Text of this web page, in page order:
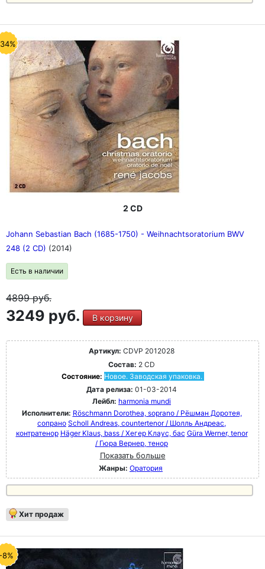
2 CD
Johann Sebastian Bach (1685-1750) - Weihnachtsoratorium BWV
248 (2 CD) (2014)
Есть в наличии
4899руб.
3249 руб. В корзину
Артикул: CDVP 2012028
Состав: 2 CD
Состояние: Новое. Заводская упаковка.
Дата релиза: 01-03-2014
Лейбл: harmonia mundi
Исполнители: Röschmann Dorothea, soprano / Рёшман Доротея,
сопрано Scholl Andreas, countertenor / Шолль Андреас,
контратенор Häger Klaus, bass / Хегер Клаус, бас Güra Werner, tenor
/ Гюра Вернер, тенор
Показать больше
Жанры: Оратория
Хит продаж
8%